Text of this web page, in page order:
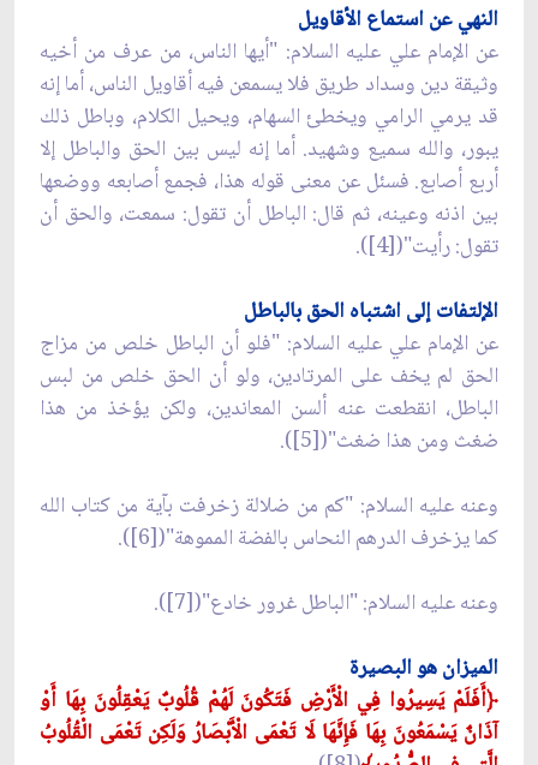
النهي عن استماع الأقاويل
عن الإمام علي عليه السلام: "أيها الناس، من عرف من أخيه
وثيقة دين وسداد طريق فلا يسمعن فيه أقاويل الناس، أما إنه
قد يرمي الرامي ويخطئ السهام، ويحيل الكلام، وباطل ذلك
يبور، والله سميع وشهيد. أما إنه ليس بين الحق والباطل إلا
أربع أصابع. فسئل عن معنى قوله هذا، فجمع أصابعه ووضعها
بين اذنه وعينه، ثم قال: الباطل أن تقول: سمعت، والحق أن
تقول: رأيت"([4]).
الإلتفات إلى اشتباه الحق بالباطل
عن الإمام علي عليه السلام: "فلو أن الباطل خلص من مزاج
الحق لم يخف على المرتادين، ولو أن الحق خلص من لبس
الباطل، انقطعت عنه ألسن المعاندين، ولكن يؤخذ من هذا
ضغث ومن هذا ضغث"([5]).
وعنه عليه السلام: "كم من ضلالة زخرفت بآية من كتاب الله
كما يزخرف الدرهم النحاس بالفضة المموهة"([6]).
وعنه عليه السلام: "الباطل غرور خادع"([7]).
الميزان هو البصيرة
﴿أَفَلَمْ يَسِيرُوا فِي الْأَرْضِ فَتَكُونَ لَهُمْ قُلُوبٌ يَعْقِلُونَ بِهَا أَوْ
آذَانٌ يَسْمَعُونَ بِهَا فَإِنَّهَا لَا تَعْمَى الْأَبْصَارُ وَلَكِن تَعْمَى الْقُلُوبُ